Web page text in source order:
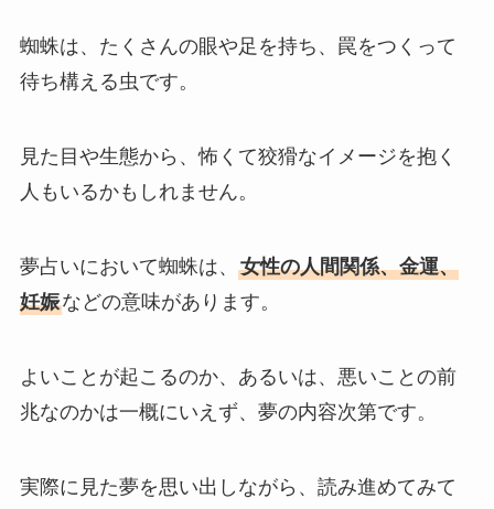
蜘蛛は、たくさんの眼や足を持ち、罠をつくって
待ち構える虫です。
見た目や生態から、怖くて狡猾なイメージを抱く
人もいるかもしれません。
夢占いにおいて蜘蛛は、 女性の人間関係、金運、
妊娠などの意味があります。
よいことが起こるのか、あるいは、悪いことの前
兆なのかは一概にいえず、夢の内容次第です。
実際に見た夢を思い出しながら、読み進めてみて